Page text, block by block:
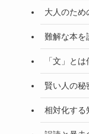
大人のため
難解な本を
「文」と
賢い人の秘
相対化する